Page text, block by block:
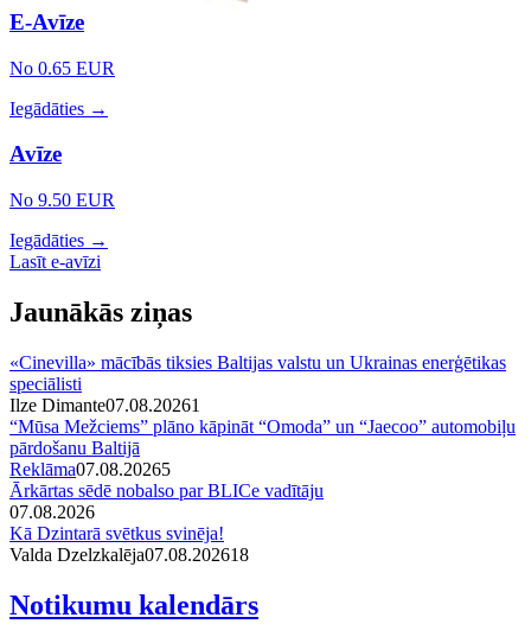
E-Avīze
No 0.65 EUR
Iegādāties →
Avīze
No 9.50 EUR
Iegādāties →
Lasīt e-avīzi
Jaunākās ziņas
«Cinevilla» mācībās tiksies Baltijas valstu un Ukrainas enerģētikas
speciālisti
Ilze Dimante07.08.20261
“Mūsa Mežciems” plāno kāpināt “Omoda” un “Jaecoo” automobiļu
pārdošanu Baltijā
Reklāma07.08.20265
Ārkārtas sēdē nobalso par BLICe vadītāju
07.08.2026
Kā Dzintarā svētkus svinēja!
Valda Dzelzkalēja07.08.202618
Notikumu kalendārs